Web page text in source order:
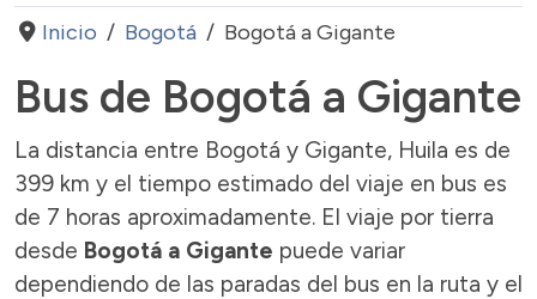
Inicio Bogotá Bogotá a Gigante
Bus de Bogotá a Gigante
La distancia entre Bogotá y Gigante, Huila es de
399 km y el tiempo estimado del viaje en bus es
de 7 horas aproximadamente. El viaje por tierra
desde Bogotá a Gigante puede variar
dependiendo de las paradas del bus en la ruta y el